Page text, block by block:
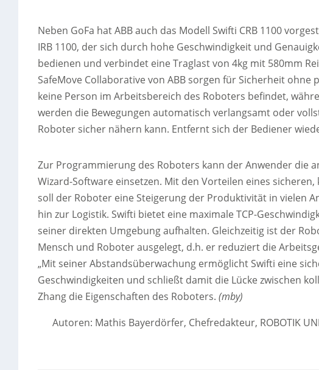
Neben GoFa hat ABB auch das Modell Swifti CRB 1100
IRB 1100, der sich durch hohe Geschwindigkeit und
bedienen und verbindet eine Traglast von 4kg mit 580mm
SafeMove Collaborative von ABB sorgen für Sicherheit ohne
keine Person im Arbeitsbereich des Roboters befindet,
werden die Bewegungen automatisch verlangsamt oder
Roboter sicher nähern kann. Entfernt sich der Bediener
Zur Programmierung des Roboters kann der Anwender die
Wizard-Software einsetzen. Mit den Vorteilen eines
soll der Roboter eine Steigerung der Produktivität in vielen
hin zur Logistik. Swifti bietet eine maximale TCP-
seiner direkten Umgebung aufhalten. Gleichzeitig ist der
Mensch und Roboter ausgelegt, d.h. er reduziert die
„Mit seiner Abstandsüberwachung ermöglicht Swifti eine
Geschwindigkeiten und schließt damit die Lücke zwischen
Zhang die Eigenschaften des Roboters. (mby)
Autoren: Mathis Bayerdörfer, Chefredakteur, ROBOTIK